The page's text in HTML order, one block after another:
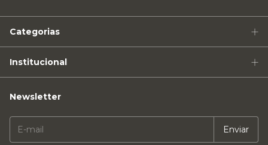
Categorias
Institucional
Newsletter